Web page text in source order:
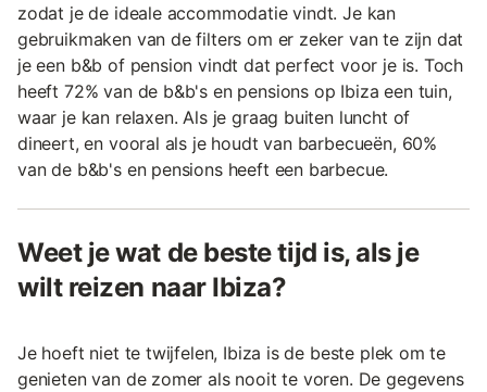
zodat je de ideale accommodatie vindt. Je kan
gebruikmaken van de filters om er zeker van te zijn dat
je een b&b of pension vindt dat perfect voor je is. Toch
heeft 72% van de b&b's en pensions op Ibiza een tuin,
waar je kan relaxen. Als je graag buiten luncht of
dineert, en vooral als je houdt van barbecueën, 60%
van de b&b's en pensions heeft een barbecue.
Weet je wat de beste tijd is, als je
wilt reizen naar Ibiza?
Je hoeft niet te twijfelen, Ibiza is de beste plek om te
genieten van de zomer als nooit te voren. De gegevens